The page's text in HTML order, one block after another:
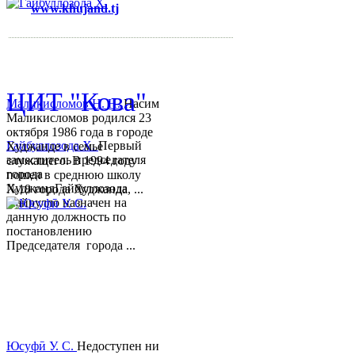
Гайбуллозода Х.Первый
заместитель председателя
города
ХуджандГайбуллозода
Хайрулло назначен на
данную должность по
постановлению
Председателя города ...
Маликисломов Н. Н.Насим
Маликисломов родился 23
октября 1986 года в городе
Худжанде в семье
служащего. В 1994 году
пошел в среднюю школу
№18 города Худжанда, ...
Юсуфӣ У. C. Недоступен ни
www.khujand.tj
ЦИТ "Кова"